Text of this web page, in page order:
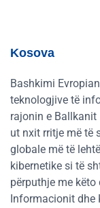
Kosova
Bashkimi
teknologjive të
rajonin e Ballkanit
ut nxit rritje më të
globale më të
kibernetike si të
përputhje me
Informacionit dhe